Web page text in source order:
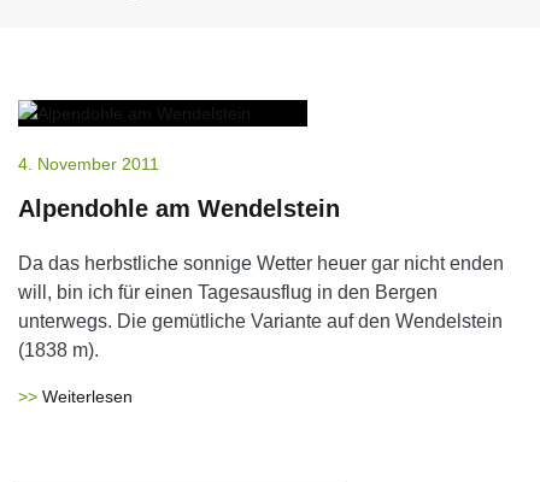
4. November 2011
Alpendohle am Wendelstein
Da das herbstliche sonnige Wetter heuer gar nicht enden
will, bin ich für einen Tagesausflug in den Bergen
unterwegs. Die gemütliche Variante auf den Wendelstein
(1838 m).
Weiterlesen